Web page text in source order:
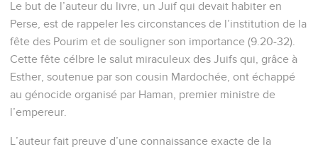
Alors ceux qui servaient le roi dirent : Qu'on cherche pour
le roi des jeunes filles, vierges et belles de figure ;
que le roi établisse dans toutes les provinces de son
royaume des commissaires chargés de rassembler toutes les
jeunes filles, vierges et belles de figure, à Suse, la capitale,
dans la maison des femmes, sous la surveillance d'Hégué,
choses nécessaires pour leur toilette ;